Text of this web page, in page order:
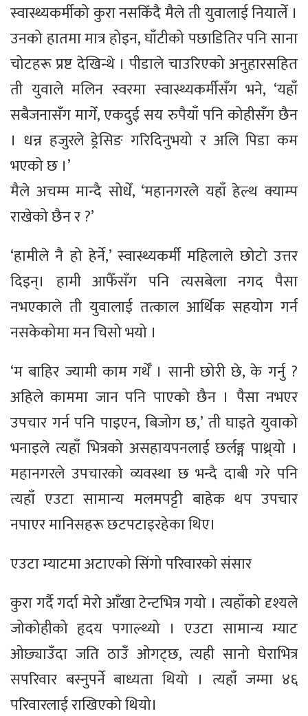
स्वास्थ्यकर्मीको कुरा नसकिँदै मैले ती युवालाई नियालेँ ।
उनको हातमा मात्र होइन, घाँटीको पछाडितिर पनि साना
चोटहरू प्रष्ट देखिन्थे । पीडाले चाउरिएको अनुहारसहित
ती युवाले मलिन स्वरमा स्वास्थ्यकर्मीसँग भने, ‘यहाँ
सबैजनासँग मागेँ, एकदुई सय रुपैयाँ पनि कोहीसँग छैन
। धन्न हजुरले ड्रेसिङ गरिदिनुभयो र अलि पिडा कम
भएको छ ।’
मैले अचम्म मान्दै सोधेँ, ‘महानगरले यहाँ हेल्थ क्याम्प
राखेको छैन र ?’
‘हामीले नै हो हेर्ने,’ स्वास्थ्यकर्मी महिलाले छोटो उत्तर
दिइन्। हामी आफैँसँग पनि त्यसबेला नगद पैसा
नभएकाले ती युवालाई तत्काल आर्थिक सहयोग गर्न
नसकेकोमा मन चिसो भयो ।
‘म बाहिर ज्यामी काम गर्थेँ । सानी छोरी छे, के गर्नु ?
अहिले काममा जान पनि पाएको छैन । पैसा नभएर
उपचार गर्न पनि पाइएन, बिजोग छ,’ ती घाइते युवाको
भनाइले त्यहाँ भित्रको असहायपनलाई छर्लङ्ग पाथ्र्यो ।
महानगरले उपचारको व्यवस्था छ भन्दै दाबी गरे पनि
त्यहाँ एउटा सामान्य मलमपट्टी बाहेक थप उपचार
नपाएर मानिसहरू छटपटाइरहेका थिए।
एउटा म्याटमा अटाएको सिंगो परिवारको संसार
कुरा गर्दै गर्दा मेरो आँखा टेन्टभित्र गयो । त्यहाँको दृश्यले
जोकोहीको हृदय पगाल्थ्यो । एउटा सामान्य म्याट
ओछ्याउँदा जति ठाउँ ओगट्छ, त्यही सानो घेराभित्र
सपरिवार बस्नुपर्ने बाध्यता थियो । त्यहाँ जम्मा ४६
परिवारलाई राखिएको थियो।